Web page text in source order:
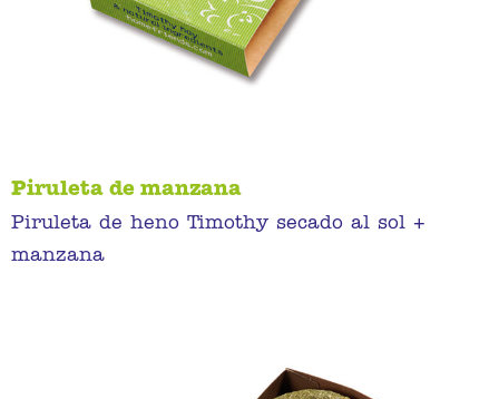
Piruleta de manzana
Piruleta de heno Timothy secado al sol +
manzana